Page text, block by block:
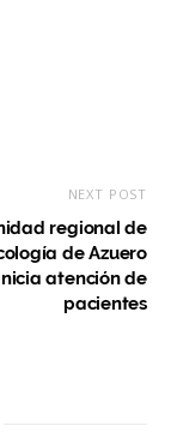
NEXT POST
regional de
de Azuero
atención de
pacientes